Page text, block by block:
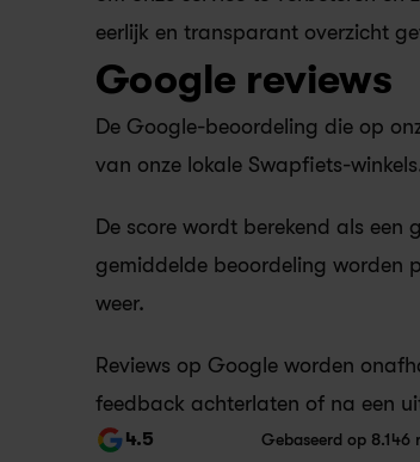
eerlijk en transparant overzicht
Google reviews
De Google-beoordeling die op
van onze lokale Swapfiets-
De score wordt berekend als een
gemiddelde beoordeling worden
weer.
Reviews op Google worden
feedback achterlaten of na een
4.5 Gebaseerd op 8.146